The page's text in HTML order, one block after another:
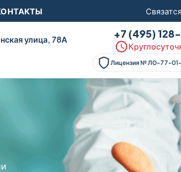
улица, 78А +7 (495)
Лицензия № ЛО-77-